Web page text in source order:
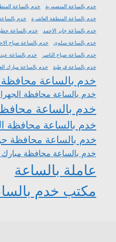
خدم بالساعة المنصورية
خدم بالساعة
خدم بالساعة المنطقة العاشرة
خدم
خدم بالساعة جابر الاحمد
خدم بالساعة
خدم بالساعة سلوى
خدم بالساعة صباح
خدم بالساعة صباح الناصر
خدم بالساعة عبد
خدم بالساعة قرطبة
خدم بالساعة مبارك
خدم بالساعة
خدم بالساعة محافظة
خدم بالساعة
خدم بالساعة محافظة
خدم بالساعة محافظة
خدم بالساعة محافظة مبارك
عاملة بالساعة
مكتب خدم